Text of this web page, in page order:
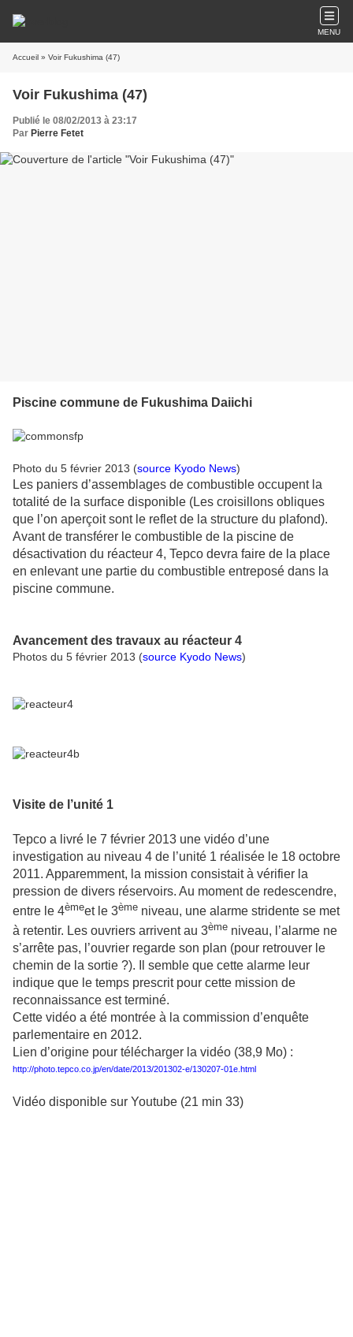
MENU
Accueil » Voir Fukushima (47)
Voir Fukushima (47)
Publié le 08/02/2013 à 23:17
Par Pierre Fetet
Piscine commune de Fukushima Daiichi
Photo du 5 février 2013 (source Kyodo News)
Les paniers d’assemblages de combustible occupent la
totalité de la surface disponible (Les croisillons obliques
que l’on aperçoit sont le reflet de la structure du plafond).
Avant de transférer le combustible de la piscine de
désactivation du réacteur 4, Tepco devra faire de la place
en enlevant une partie du combustible entreposé dans la
piscine commune.
Avancement des travaux au réacteur 4
Photos du 5 février 2013 (source Kyodo News)
Visite de l’unité 1
Tepco a livré le 7 février 2013 une vidéo d’une
investigation au niveau 4 de l’unité 1 réalisée le 18 octobre
2011. Apparemment, la mission consistait à vérifier la
pression de divers réservoirs. Au moment de redescendre,
entre le 4èmeet le 3ème niveau, une alarme stridente se met
à retentir. Les ouvriers arrivent au 3ème niveau, l’alarme ne
s’arrête pas, l’ouvrier regarde son plan (pour retrouver le
chemin de la sortie ?). Il semble que cette alarme leur
indique que le temps prescrit pour cette mission de
reconnaissance est terminé.
Cette vidéo a été montrée à la commission d’enquête
parlementaire en 2012.
Lien d’origine pour télécharger la vidéo (38,9 Mo) :
http://photo.tepco.co.jp/en/date/2013/201302-e/130207-01e.html
Vidéo disponible sur Youtube (21 min 33)